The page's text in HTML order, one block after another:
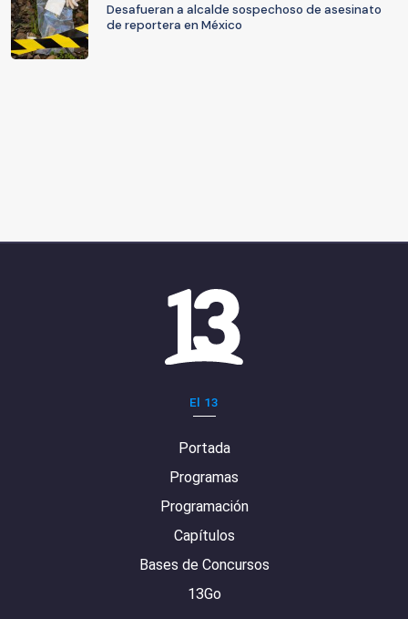
Desafueran a alcalde sospechoso de asesinato
de reportera en México
El 13
Portada
Programas
Programación
Capítulos
Bases de Concursos
13Go